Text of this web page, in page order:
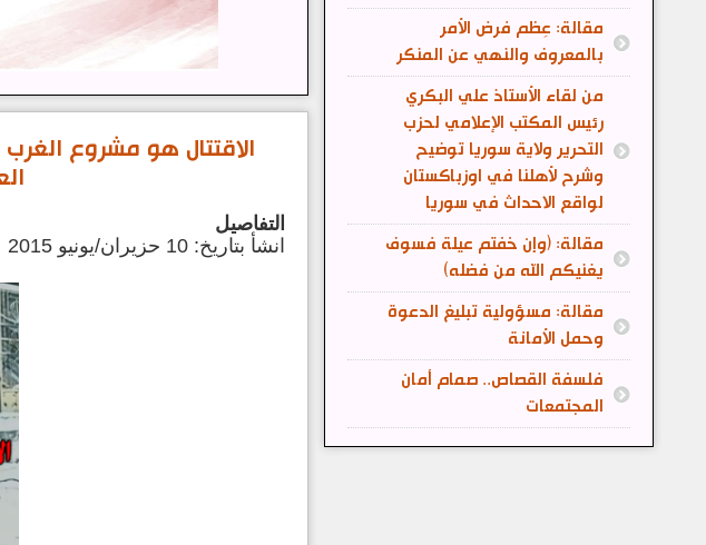
الاقتتال هو مشروع الغرب
التفاصيل
انشأ بتاريخ: 10 حزيران/يونيو 2015
مقالة: عِظم فرض الأمر
بالمعروف والنهي عن المنكر
من لقاء الأستاذ علي البكري
رئيس المكتب الإعلامي لحزب
التحرير ولاية سوريا توضيح
وشرح لأهلنا في اوزباكستان
لواقع الاحداث في سوريا
مقالة: (وإن خفتم عيلة فسوف
يغنيكم الله من فضله)
مقالة: مسؤولية تبليغ الدعوة
وحمل الأمانة
فلسفة القصاص.. صمام أمان
المجتمعات